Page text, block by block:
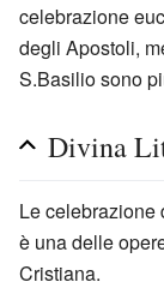
celebrazione
degli Apostoli,
S.Basilio sono
Divina
Le
è una delle
Cristiana.